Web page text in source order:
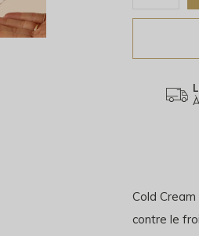
Cold
contre le